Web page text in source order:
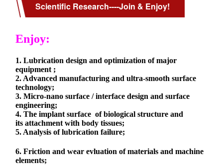
Scientific Research----Join & Enjoy!